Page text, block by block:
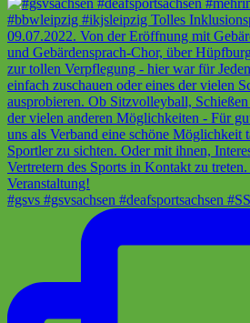
#gsvs #gsvsachsen #deafsportsachsen